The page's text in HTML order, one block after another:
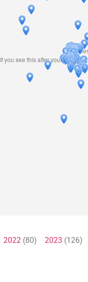
If you see this after your page is
2022 (80) 2023 (126)